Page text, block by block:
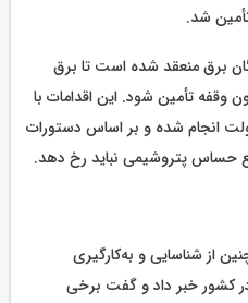
شد.
برق منعقد شده است تا برق
وقفه تأمین شود. این اقدامات با
انجام شده و بر اساس دستورات
حساس پتروشیمی نباید رخ دهد.
از شناسایی و به‌کارگیری
کشور خبر داد و گفت برخی